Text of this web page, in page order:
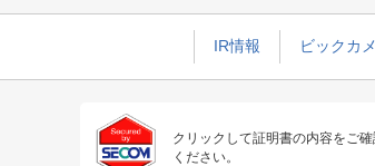
IR情報 ビックカ
クリックして証明書の内容をご確
ください。